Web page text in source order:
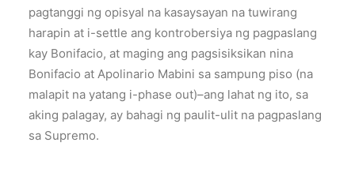
pagtanggi ng opisyal na kasaysayan na tuwirang
harapin at i-settle ang kontrobersiya ng pagpaslang
kay Bonifacio, at maging ang pagsisiksikan nina
Bonifacio at Apolinario Mabini sa sampung piso (na
malapit na yatang i-phase out)–ang lahat ng ito, sa
aking palagay, ay bahagi ng paulit-ulit na pagpaslang
sa Supremo.